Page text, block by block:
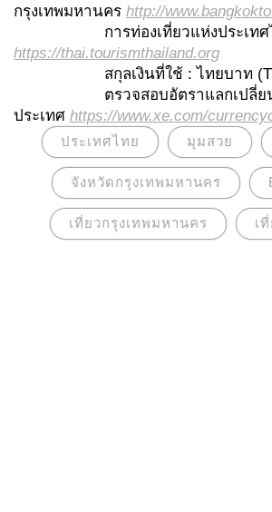
กรุงเทพมหานคร http://
การท่องเที่ยวแห่งประเทศไ
https://thai.tourismthailand.org
สกุลเงินที่ใช้ : ไทยบาท
ตรวจสอบอัตราแลกเปลี่ยนเ
ประเทศ https://www.xe.com/
ประเทศไทย มุมสวย
จังหวัดกรุงเทพมหานคร
เที่ยวกรุงเทพมหานคร เ